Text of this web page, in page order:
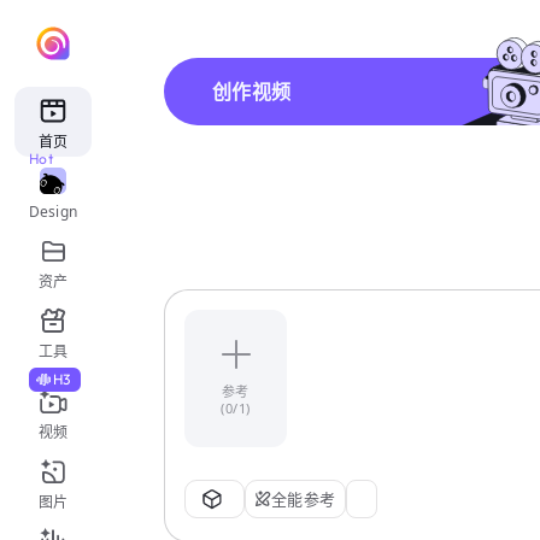
首页
Design
Hot
资产
工具
视频
H3
图片
创作视频
参考
(0/1)
全能参考